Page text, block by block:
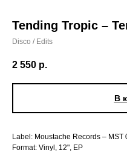
Tending Tropic –
Disco / Edits
2 550 р.
В
Label: Moustache Records – MST
Format: Vinyl, 12", EP